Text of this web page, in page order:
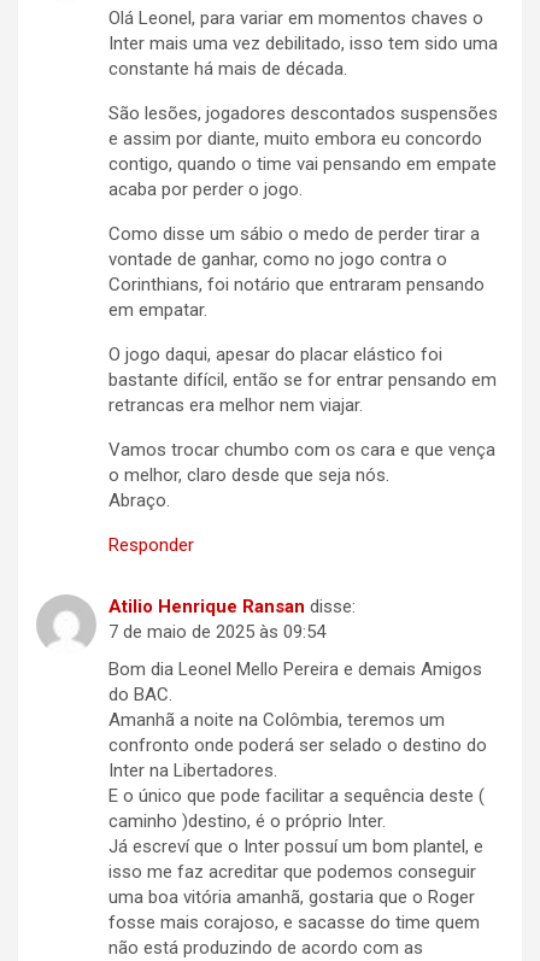
Olá Leonel, para variar em momentos chaves o
Inter mais uma vez debilitado, isso tem sido uma
constante há mais de década.
São lesões, jogadores descontados suspensões
e assim por diante, muito embora eu concordo
contigo, quando o time vai pensando em empate
acaba por perder o jogo.
Como disse um sábio o medo de perder tirar a
vontade de ganhar, como no jogo contra o
Corinthians, foi notário que entraram pensando
em empatar.
O jogo daqui, apesar do placar elástico foi
bastante difícil, então se for entrar pensando em
retrancas era melhor nem viajar.
Vamos trocar chumbo com os cara e que vença
o melhor, claro desde que seja nós.
Abraço.
Responder
Atilio Henrique Ransan disse:
7 de maio de 2025 às 09:54
Bom dia Leonel Mello Pereira e demais Amigos
do BAC.
Amanhã a noite na Colômbia, teremos um
confronto onde poderá ser selado o destino do
Inter na Libertadores.
E o único que pode facilitar a sequência deste (
caminho )destino, é o próprio Inter.
Já escreví que o Inter possuí um bom plantel, e
isso me faz acreditar que podemos conseguir
uma boa vitória amanhã, gostaria que o Roger
fosse mais corajoso, e sacasse do time quem
não está produzindo de acordo com as